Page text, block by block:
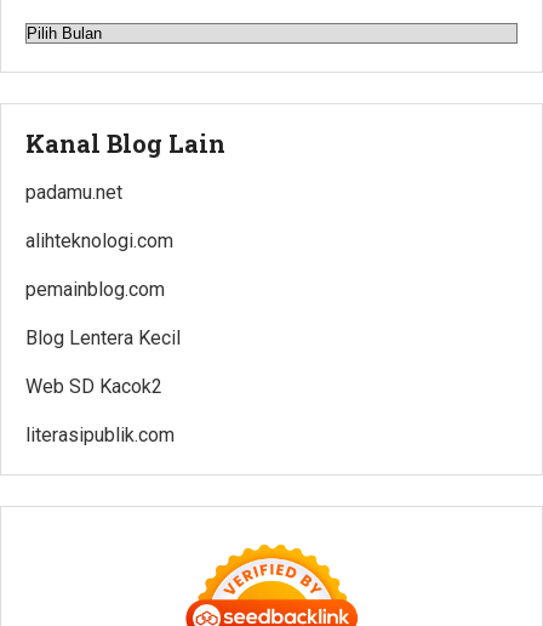
Arsip
Kanal Blog Lain
padamu.net
alihteknologi.com
pemainblog.com
Blog Lentera Kecil
Web SD Kacok2
literasipublik.com